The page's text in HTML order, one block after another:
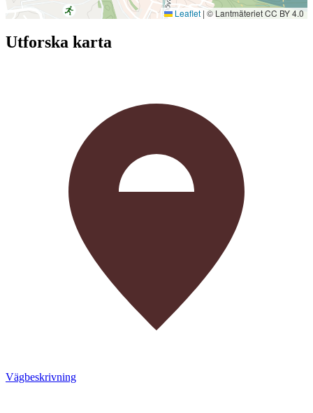
Leaflet | © Lantmäteriet CC BY 4.0
Utforska karta
Vägbeskrivning